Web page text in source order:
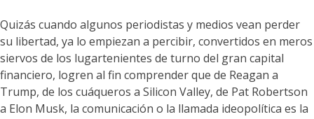
Quizás cuando algunos periodistas y medios vean perder
su libertad, ya lo empiezan a percibir, convertidos en meros
siervos de los lugartenientes de turno del gran capital
financiero, logren al fin comprender que de Reagan a
Trump, de los cuáqueros a Silicon Valley, de Pat Robertson
a Elon Musk, la comunicación o la llamada ideopolítica es la